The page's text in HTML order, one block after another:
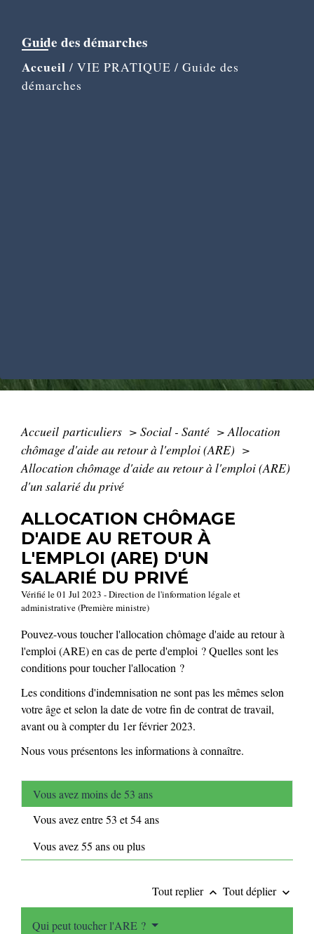
Guide des démarches
Accueil / VIE PRATIQUE / Guide des
démarches
Accueil particuliers > Social - Santé > Allocation
chômage d'aide au retour à l'emploi (ARE) >
Allocation chômage d'aide au retour à l'emploi (ARE)
d'un salarié du privé
ALLOCATION CHÔMAGE
D'AIDE AU RETOUR À
L'EMPLOI (ARE) D'UN
SALARIÉ DU PRIVÉ
Vérifié le 01 Jul 2023 - Direction de l'information légale et
administrative (Première ministre)
Pouvez-vous toucher l'allocation chômage d'aide au retour à
l'emploi (ARE) en cas de perte d'emploi ? Quelles sont les
conditions pour toucher l'allocation ?
Les conditions d'indemnisation ne sont pas les mêmes selon
votre âge et selon la date de votre fin de contrat de travail,
avant ou à compter du 1erfévrier 2023.
Nous vous présentons les informations à connaître.
Vous avez moins de 53 ans
Vous avez entre 53 et 54 ans
Vous avez 55 ans ou plus
Tout replier keyboard_arrow_up Tout déplier keyboard_arrow_down
Qui peut toucher l'ARE ?